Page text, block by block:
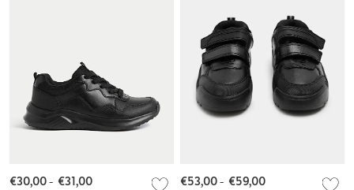
€30,00- €31,00 €53,00- €59,00